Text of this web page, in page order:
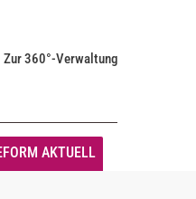
Zur 360°-Verwaltung
AKTUELL